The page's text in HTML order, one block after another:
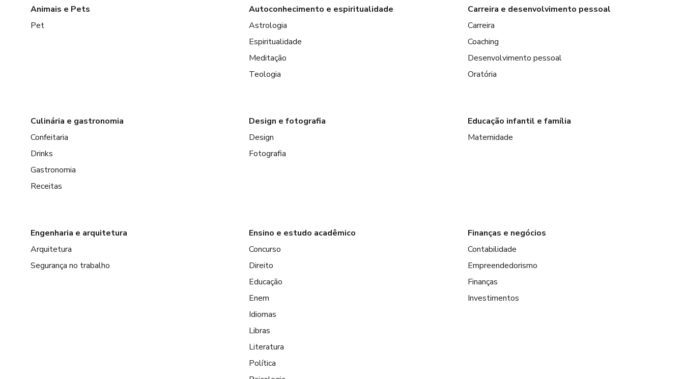
Animais e Pets
Pet
Autoconhecimento e espiritualidade
Astrologia
Espiritualidade
Meditação
Teologia
Carreira e desenvolvimento pessoal
Carreira
Coaching
Desenvolvimento pessoal
Oratória
Culinária e gastronomia
Confeitaria
Drinks
Gastronomia
Receitas
Design e fotografia
Design
Fotografia
Educação infantil e família
Maternidade
Engenharia e arquitetura
Arquitetura
Segurança no trabalho
Ensino e estudo acadêmico
Concurso
Direito
Educação
Enem
Idiomas
Libras
Literatura
Política
Finanças e negócios
Contabilidade
Empreendedorismo
Finanças
Investimentos